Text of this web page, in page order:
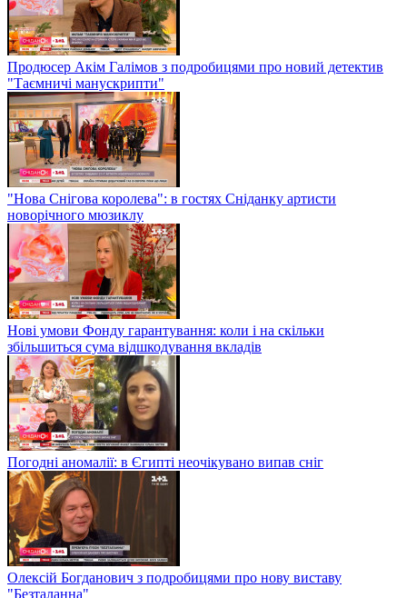
Продюсер Акім Галімов з подробицями про новий детектив
"Таємничі манускрипти"
"Нова Снігова королева": в гостях Сніданку артисти
новорічного мюзиклу
Нові умови Фонду гарантування: коли і на скільки
збільшиться сума відшкодування вкладів
Погодні аномалії: в Єгипті неочікувано випав сніг
Олексій Богданович з подробицями про нову виставу
"Безталанна"